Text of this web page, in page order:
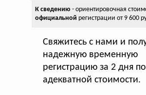
К сведению - ориентировочная
официальной регистрации от 9 600
Свяжитесь с нами и
надежную временную
регистрацию за 2 дня по
адекватной стоимости.